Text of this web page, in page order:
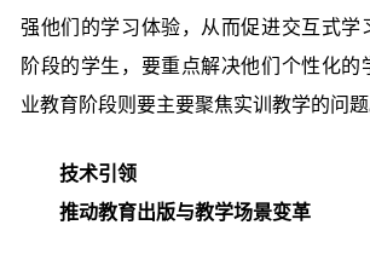
强他们的学习体验，从而促进交互式学
阶段的学生，要重点解决他们个性化的
业教育阶段则要主要聚焦实训教学的问题
技术引领
推动教育出版与教学场景变革